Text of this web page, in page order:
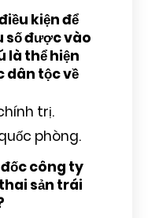
kiện để
số được vào
là thể hiện
dân tộc về
trị.
phòng.
đốc công ty
sản trái